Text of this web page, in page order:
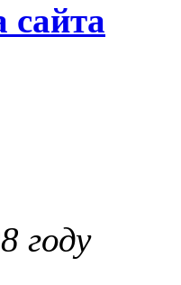
сайта
году